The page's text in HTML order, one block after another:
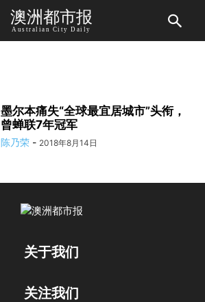
澳洲都市报
Australian City Daily
墨尔本痛失“全球最宜居城市”头衔，
曾蝉联7年冠军
陈乃荣 - 2018年8月14日
关于我们
关注我们